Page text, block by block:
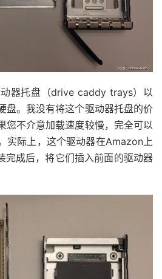
器托盘（drive caddy trays）以
盘。我没有将这个驱动器托盘的价
您不介意加载速度较慢，完全可以
实际上，这个驱动器在Amazon上
完成后，将它们插入前面的驱动器